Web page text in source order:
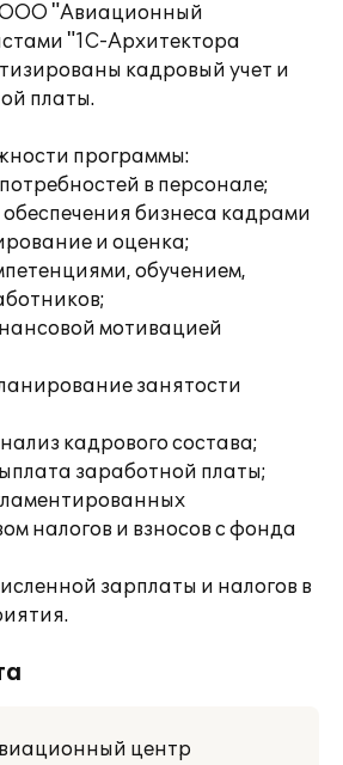
ООО "Авиационный
"1С-Архитектора
кадровый учет и
платы.
программы:
в персонале;
бизнеса кадрами
и оценка;
обучением,
мотивацией
занятости
кадрового состава;
заработной платы;
налогов и взносов с фонда
зарплаты и налогов в
центр